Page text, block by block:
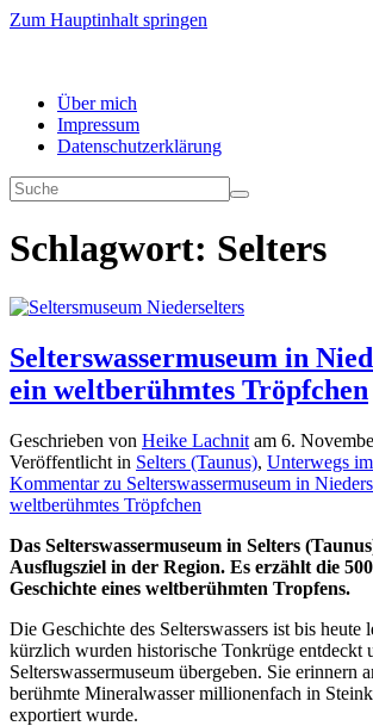
Zum Hauptinhalt springen
Über mich
Impressum
Datenschutzerklärung
Schlagwort: Selters
Selterswassermuseum in
ein weltberühmtes Tröpfchen
Geschrieben von Heike Lachnit am 6.
Veröffentlicht in Selters (Taunus), Unterwegs
Kommentarzu Selterswassermuseum in
weltberühmtes Tröpfchen
Das Selterswassermuseum in Selters
Ausflugsziel in der Region. Es erzählt die
Geschichte eines weltberühmten Tropfens.
Die Geschichte des Selterswassers ist bis heute
kürzlich wurden historische Tonkrüge entdeckt
Selterswassermuseum übergeben. Sie erinnern
berühmte Mineralwasser millionenfach in
exportiert wurde.